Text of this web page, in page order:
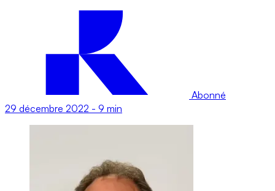
Abonné
29 décembre 2022 - 9 min